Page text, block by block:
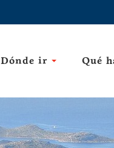
Dónde ir Qué